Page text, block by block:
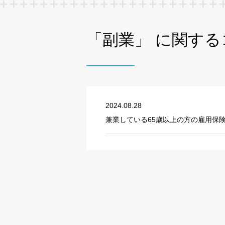
「副業」 に関す
2024.08.28
兼業している65歳以上の方の雇用保